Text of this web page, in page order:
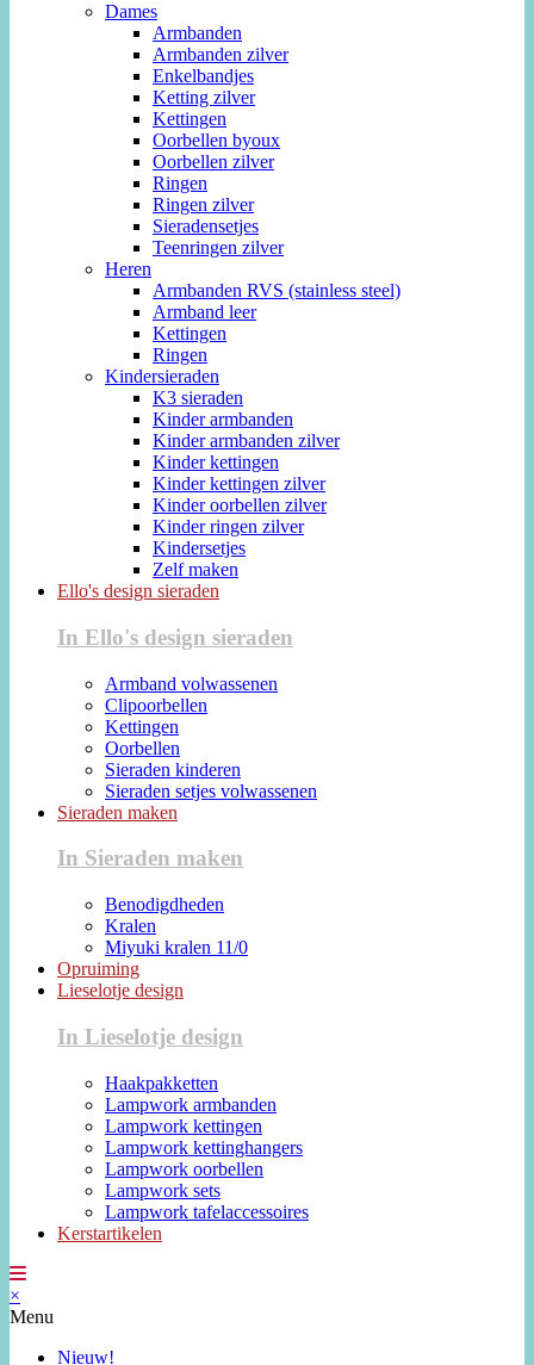
Dames
Armbanden
Armbanden zilver
Enkelbandjes
Ketting zilver
Kettingen
Oorbellen byoux
Oorbellen zilver
Ringen
Ringen zilver
Sieradensetjes
Teenringen zilver
Heren
Armbanden RVS (stainless steel)
Armband leer
Kettingen
Ringen
Kindersieraden
K3 sieraden
Kinder armbanden
Kinder armbanden zilver
Kinder kettingen
Kinder kettingen zilver
Kinder oorbellen zilver
Kinder ringen zilver
Kindersetjes
Zelf maken
Ello's design sieraden
In Ello's design sieraden
Armband volwassenen
Clipoorbellen
Kettingen
Oorbellen
Sieraden kinderen
Sieraden setjes volwassenen
Sieraden maken
In Sieraden maken
Benodigdheden
Kralen
Miyuki kralen 11/0
Opruiming
Lieselotje design
In Lieselotje design
Haakpakketten
Lampwork armbanden
Lampwork kettingen
Lampwork kettinghangers
Lampwork oorbellen
Lampwork sets
Lampwork tafelaccessoires
Kerstartikelen
×
Menu
Nieuw!